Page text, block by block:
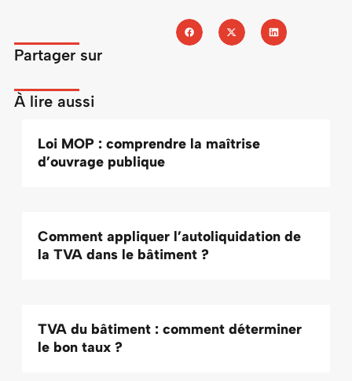
Partager sur
À lire aussi
Loi MOP : comprendre la maîtrise
d’ouvrage publique
Comment appliquer l’autoliquidation de
la TVA dans le bâtiment ?
TVA du bâtiment : comment déterminer
le bon taux ?